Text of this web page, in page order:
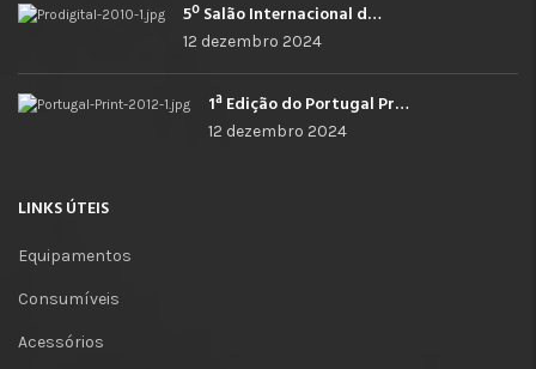
5º Salão Internacional de Impressão, Imagem, Comunicação Digital e Têxtil Promocional
12 dezembro 2024
1ª Edição do Portugal Print
12 dezembro 2024
LINKS ÚTEIS
Equipamentos
Consumíveis
Acessórios